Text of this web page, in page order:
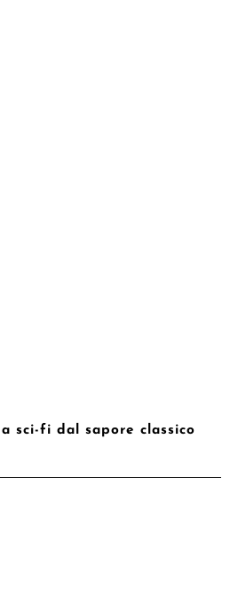
sci-fi dal sapore classico